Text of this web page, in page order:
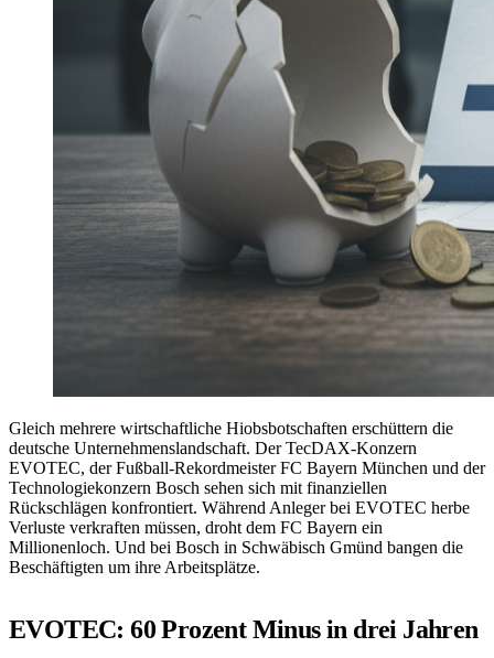
Gleich mehrere wirtschaftliche Hiobsbotschaften erschüttern die
deutsche Unternehmenslandschaft. Der TecDAX-Konzern
EVOTEC, der Fußball-Rekordmeister FC Bayern München und der
Technologiekonzern Bosch sehen sich mit finanziellen
Rückschlägen konfrontiert. Während Anleger bei EVOTEC herbe
Verluste verkraften müssen, droht dem FC Bayern ein
Millionenloch. Und bei Bosch in Schwäbisch Gmünd bangen die
Beschäftigten um ihre Arbeitsplätze.
EVOTEC: 60 Prozent Minus in drei Jahren